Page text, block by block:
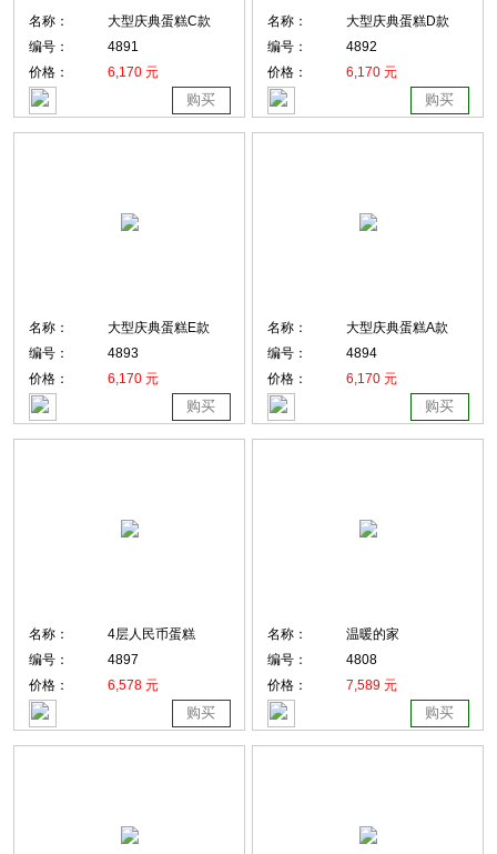
名称：
大型庆典蛋糕C款
编号：
4891
价格：
6,170 元
购买
名称：
大型庆典蛋糕D款
编号：
4892
价格：
6,170 元
购买
名称：
大型庆典蛋糕E款
编号：
4893
价格：
6,170 元
购买
名称：
大型庆典蛋糕A款
编号：
4894
价格：
6,170 元
购买
名称：
4层人民币蛋糕
编号：
4897
价格：
6,578 元
购买
名称：
温暖的家
编号：
4808
价格：
7,589 元
购买